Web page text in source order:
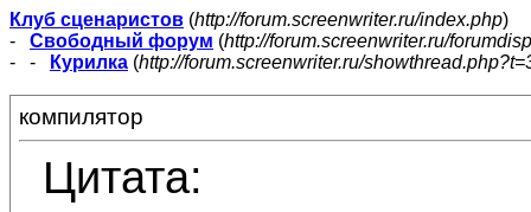
Клуб сценаристов (http://forum.screenwriter.ru/index.php)
- Свободный форум (http://forum.screenwriter.ru/
- -
Курилка (http://forum.screenwriter.ru/
компилятор
Цитата: